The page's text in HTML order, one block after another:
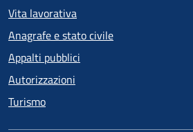
Vita lavorativa
Anagrafe e stato civile
Appalti pubblici
Autorizzazioni
Turismo